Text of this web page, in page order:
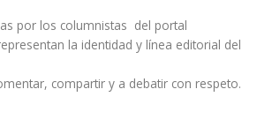
por los columnistas del portal
la identidad y línea editorial del
compartir y a debatir con respeto.